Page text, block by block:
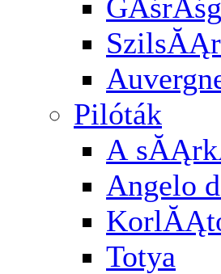
Pilóták
A
Angelo
Totya